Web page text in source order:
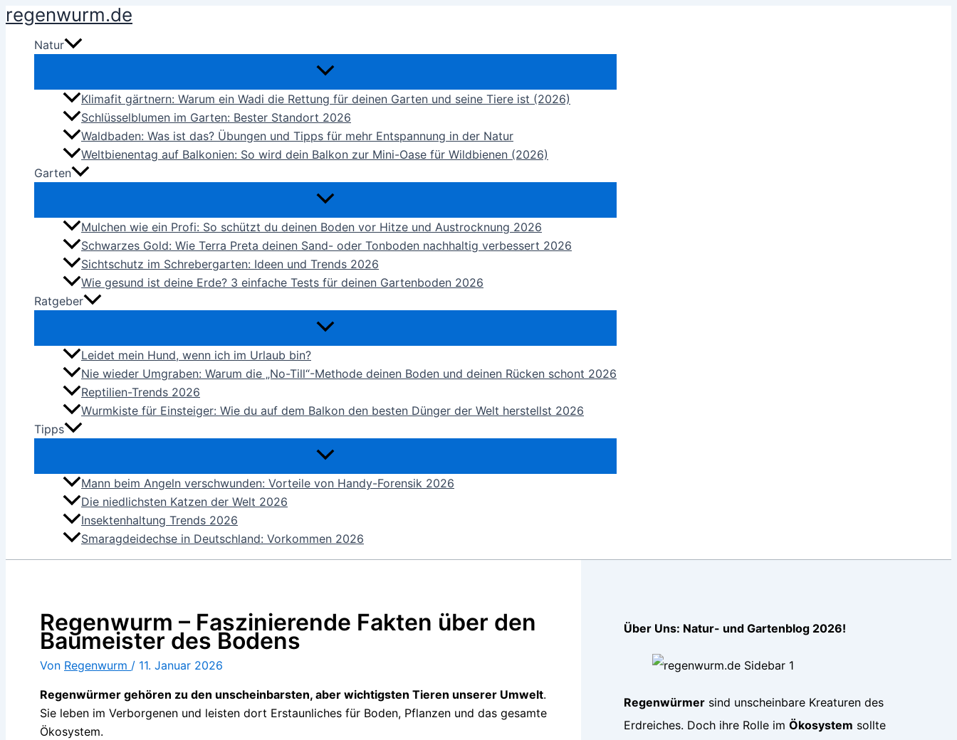
Zum
springen
regenwurm.de
Natur
Klimafit gärtnern: Warum ein Wadi die Rettung für deinen Garten und seine Tiere ist (2026)
Schlüsselblumen im Garten: Bester Standort 2026
Waldbaden: Was ist das? Übungen und Tipps für mehr Entspannung in der Natur
Weltbienentag auf Balkonien: So wird dein Balkon zur Mini-Oase für Wildbienen (2026)
Garten
Mulchen wie ein Profi: So schützt du deinen Boden vor Hitze und Austrocknung 2026
Schwarzes Gold: Wie Terra Preta deinen Sand- oder Tonboden nachhaltig verbessert 2026
Sichtschutz im Schrebergarten: Ideen und Trends 2026
Wie gesund ist deine Erde? 3 einfache Tests für deinen Gartenboden 2026
Ratgeber
Leidet mein Hund, wenn ich im Urlaub bin?
Nie wieder Umgraben: Warum die „No-Till“-Methode deinen Boden und deinen Rücken schont 2026
Reptilien-Trends 2026
Wurmkiste für Einsteiger: Wie du auf dem Balkon den besten Dünger der Welt herstellst 2026
Tipps
Mann beim Angeln verschwunden: Vorteile von Handy-Forensik 2026
Die niedlichsten Katzen der Welt 2026
Insektenhaltung Trends 2026
Smaragdeidechse in Deutschland: Vorkommen 2026
Regenwurm – Faszinierende Fakten über den
Baumeister des Bodens
Von Regenwurm / 11. Januar 2026
Regenwürmer gehören zu den unscheinbarsten, aber wichtigsten Tieren unserer Umwelt.
Sie leben im Verborgenen und leisten dort Erstaunliches für Boden, Pflanzen und das gesamte
Ökosystem.
Über Uns: Natur- und Gartenblog 2026!
Regenwürmer sind unscheinbare Kreaturen des
Erdreiches. Doch ihre Rolle im Ökosystem sollte